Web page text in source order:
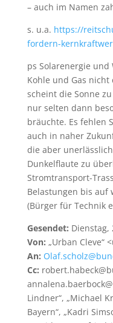
– auch im Namen
s. u.a. https://
fordern-
ps Solarenergie
Kohle und Gas
scheint die Sonne
nur selten dann
bräuchte. Es fehlen
auch in naher
die aber
Dunkelflaute zu
Stromtransport-
Belastungen bis auf
(Bürger für Technik
Gesendet: Dienstag,
Von: „Urban Cleve“
An:
Cc:
Lindner“, „Michael
Bayern“, „Kadri